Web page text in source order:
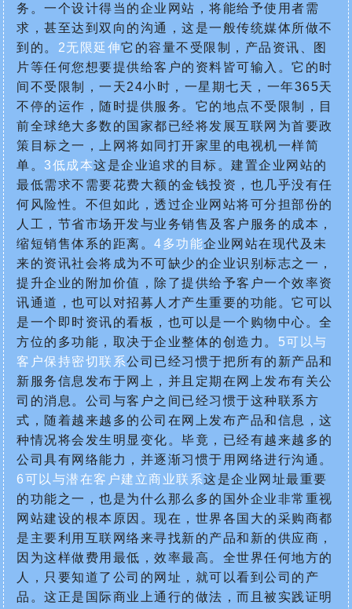
务。一个设计得当的企业网站，将能给予使用者需
求，甚至达到双向的沟通，这是一般传统媒体所做不
到的。 2无限延伸它的容量不受限制，产品资讯、图
片等任何您想要提供给客户的资料皆可输入。它的时
间不受限制，一天24小时，一星期七天，一年365天
不停的运作，随时提供服务。它的地点不受限制，目
前全球绝大多数的国家都已经将发展互联网为首要政
策目标之一，上网将如同打开家里的电视机一样简
单。 3低成本这是企业追求的目标。建置企业网站的
最低需求不需要花费大额的金钱投资，也几乎没有任
何风险性。不但如此，透过企业网站将可分担部份的
人工，节省市场开发与业务销售及客户服务的成本，
缩短销售体系的距离。 4多功能企业网站在现代及未
来的资讯社会将成为不可缺少的企业识别标志之一，
提升企业的附加价值，除了提供给予客户一个效率资
讯通道，也可以对招募人才产生重要的功能。它可以
是一个即时资讯的看板，也可以是一个购物中心。全
方位的多功能，取决于企业整体的创造力。 5可以与
客户保持密切联系公司已经习惯于把所有的新产品和
新服务信息发布于网上，并且定期在网上发布有关公
司的消息。公司与客户之间已经习惯于这种联系方
式，随着越来越多的公司在网上发布产品和信息，这
种情况将会发生明显变化。毕竟，已经有越来越多的
公司具有网络能力，并逐渐习惯于用网络进行沟通。
6可以与潜在客户建立商业联系这是企业网址最重要
的功能之一，也是为什么那么多的国外企业非常重视
网站建设的根本原因。现在，世界各国大的采购商都
是主要利用互联网络来寻找新的产品和新的供应商，
因为这样做费用最低，效率最高。全世界任何地方的
人，只要知道了公司的网址，就可以看到公司的产
品。这正是国际商业上通行的做法，而且被实践证明